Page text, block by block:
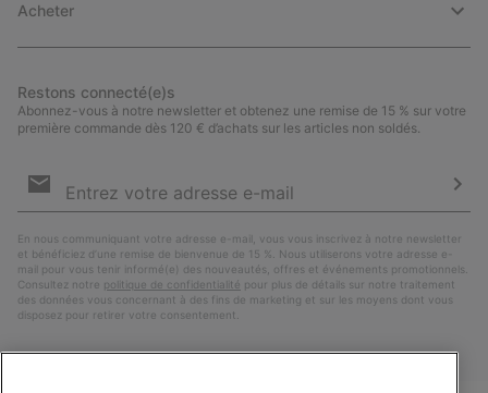
Acheter
Restons connecté(e)s
Abonnez-vous à notre newsletter et obtenez une remise de 15 % sur votre
première commande dès 120 € d’achats sur les articles non soldés.
par
En nous communiquant votre adresse e-mail, vous vous inscrivez à notre newsletter
et bénéficiez d’une remise de bienvenue de 15 %. Nous utiliserons votre adresse e-
mail pour vous tenir informé(e) des nouveautés, offres et événements promotionnels.
Consultez notre politique de confidentialité pour plus de détails sur notre traitement
des données vous concernant à des fins de marketing et sur les moyens dont vous
disposez pour retirer votre consentement.